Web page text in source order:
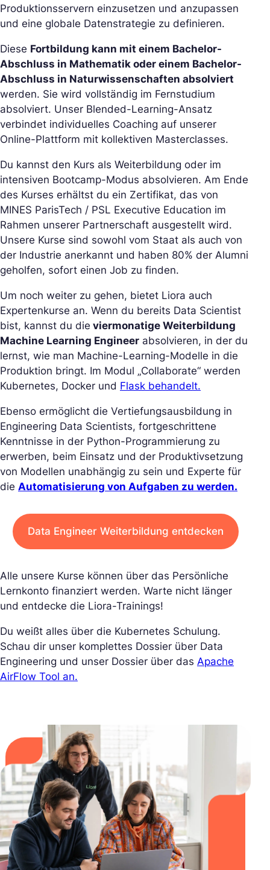
Produktionsservern einzusetzen und anzupassen
und eine globale Datenstrategie zu definieren.
Diese Fortbildung kann mit einem Bachelor-
Abschluss in Mathematik oder einem Bachelor-
Abschluss in Naturwissenschaften absolviert
werden. Sie wird vollständig im Fernstudium
absolviert. Unser Blended-Learning-Ansatz
verbindet individuelles Coaching auf unserer
Online-Plattform mit kollektiven Masterclasses.
Du kannst den Kurs als Weiterbildung oder im
intensiven Bootcamp-Modus absolvieren. Am Ende
des Kurses erhältst du ein Zertifikat, das von
MINES ParisTech / PSL Executive Education im
Rahmen unserer Partnerschaft ausgestellt wird.
Unsere Kurse sind sowohl vom Staat als auch von
der Industrie anerkannt und haben 80% der Alumni
geholfen, sofort einen Job zu finden.
Um noch weiter zu gehen, bietet Liora auch
Expertenkurse an. Wenn du bereits Data Scientist
bist, kannst du die viermonatige Weiterbildung
Machine Learning Engineer absolvieren, in der du
lernst, wie man Machine-Learning-Modelle in die
Produktion bringt. Im Modul „Collaborate“ werden
Kubernetes, Docker und Flask behandelt.
Ebenso ermöglicht die Vertiefungsausbildung in
Engineering Data Scientists, fortgeschrittene
Kenntnisse in der Python-Programmierung zu
erwerben, beim Einsatz und der Produktivsetzung
von Modellen unabhängig zu sein und Experte für
die Automatisierung von Aufgaben zu werden.
Data Engineer Weiterbildung entdecken
Alle unsere Kurse können über das Persönliche
Lernkonto finanziert werden. Warte nicht länger
und entdecke die Liora-Trainings!
Du weißt alles über die Kubernetes Schulung.
Schau dir unser komplettes Dossier über Data
Engineering und unser Dossier über das Apache
AirFlow Tool an.